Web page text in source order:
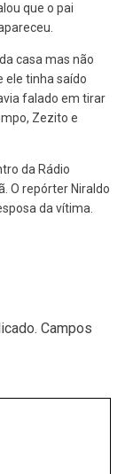
que o pai
casa mas não
ele tinha saído
falado em tirar
Zezito e
da Rádio
O repórter Niraldo
da vítima.
Campos